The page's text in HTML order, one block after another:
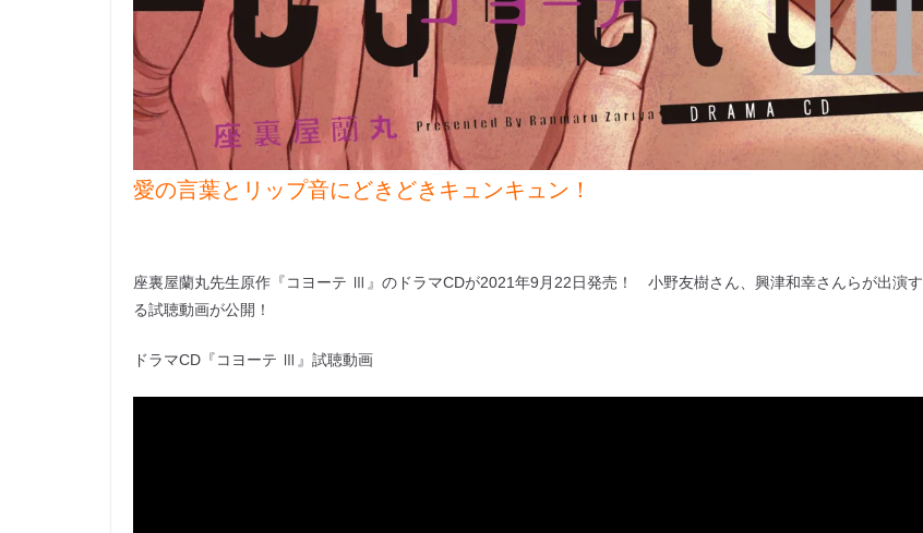
愛の言葉とリップ音にどきどきキュンキュン！
座裏屋蘭丸先生原作『コヨーテ Ⅲ』のドラマCDが2021年9月22日発売！ 小野友樹さん、興津和幸さんらが出演す
る試聴動画が公開！
ドラマCD『コヨーテ Ⅲ』試聴動画